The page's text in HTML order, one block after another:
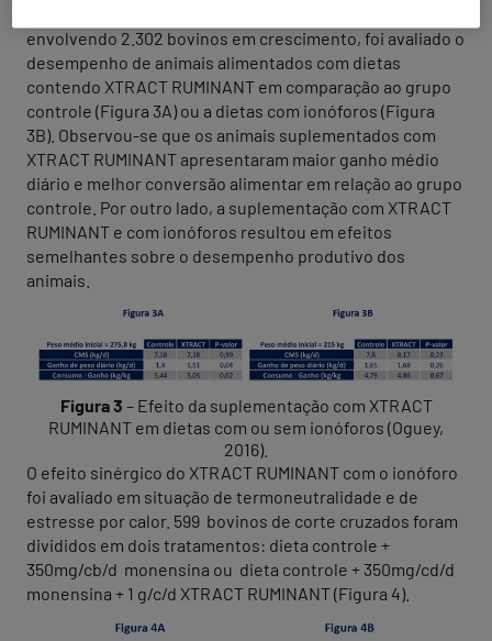
envolvendo 2.302 bovinos em crescimento, foi avaliado o
desempenho de animais alimentados com dietas
contendo XTRACT RUMINANT em comparação ao grupo
controle (Figura 3A) ou a dietas com ionóforos (Figura
3B). Observou-se que os animais suplementados com
XTRACT RUMINANT apresentaram maior ganho médio
diário e melhor conversão alimentar em relação ao grupo
controle. Por outro lado, a suplementação com XTRACT
RUMINANT e com ionóforos resultou em efeitos
semelhantes sobre o desempenho produtivo dos
animais.
Figura 3 – Efeito da suplementação com XTRACT
RUMINANT em dietas com ou sem ionóforos (Oguey,
2016).
O efeito sinérgico do XTRACT RUMINANT com o ionóforo
foi avaliado em situação de termoneutralidade e de
estresse por calor. 599 bovinos de corte cruzados foram
divididos em dois tratamentos: dieta controle +
350mg/cb/d monensina ou dieta controle + 350mg/cd/d
monensina + 1 g/c/d XTRACT RUMINANT (Figura 4).